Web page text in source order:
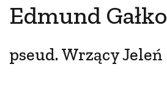
Edmund Gałko
pseud. Wrzący Jeleń